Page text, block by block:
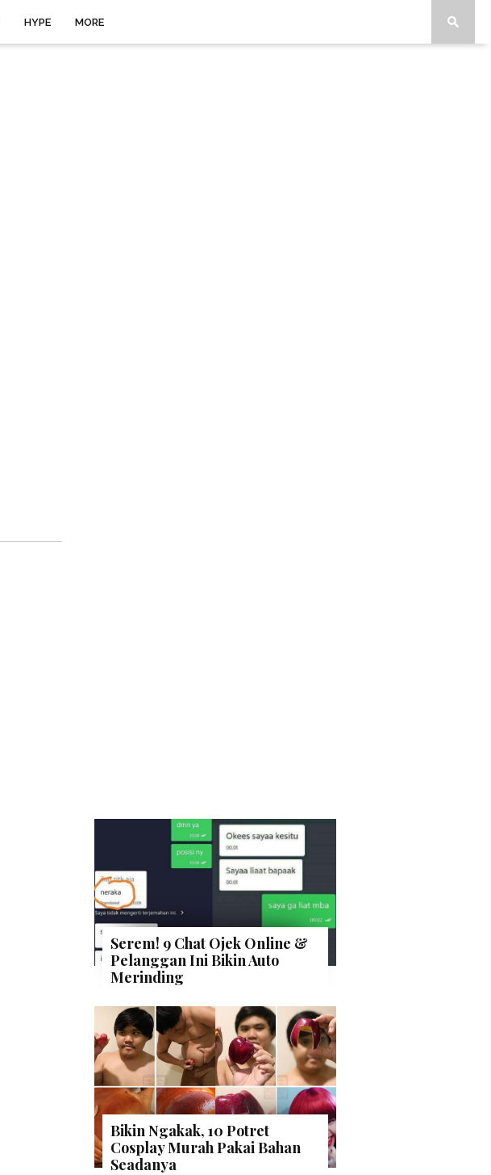
HYPE MORE
Serem! 9 Chat Ojek Online &
Pelanggan Ini Bikin Auto
Merinding
Bikin Ngakak, 10 Potret
Cosplay Murah Pakai Bahan
Seadanya